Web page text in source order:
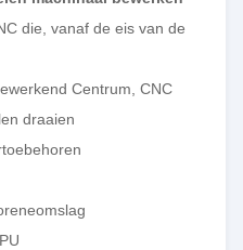
die, vanaf de eis van de
Centrum, CNC
draaien